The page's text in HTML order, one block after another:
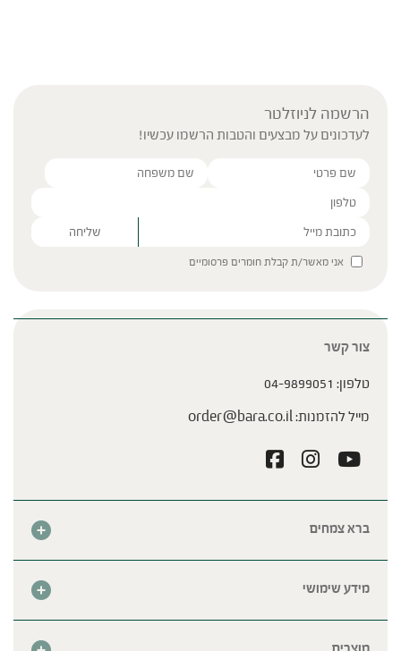
הרשמה לניוזלטר
לעדכונים על מבצעים והטבות הרשמו עכשיו!
Please leave this field empty.
אני מאשר/ת קבלת חומרים פרסומיים
ברא צמחים
מרכזי ברא
מידע שימושי
צור קשר
טלפון: 04-9899051
מייל להזמנות:order@bara.co.il